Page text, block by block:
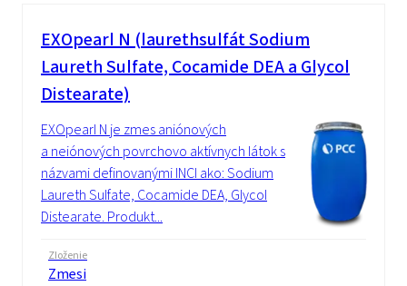
EXOpearl N (laurethsulfát Sodium
Laureth Sulfate, Cocamide DEA a Glycol
Distearate)
EXOpearl N je zmes aniónových
a neiónových povrchovo aktívnych látok s
názvami definovanými INCI ako: Sodium
Laureth Sulfate, Cocamide DEA, Glycol
Distearate. Produkt...
Zloženie
Zmesi